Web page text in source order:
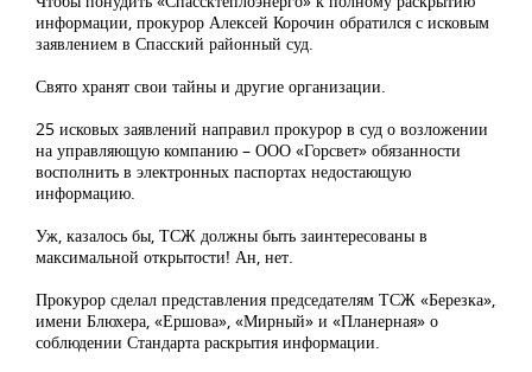
информации, прокурор Алексей Корочин обратился с исковым
заявлением в Спасский районный суд.
Свято хранят свои тайны и другие организации.
25 исковых заявлений направил прокурор в суд о возложении
на управляющую компанию – ООО «Горсвет» обязанности
восполнить в электронных паспортах недостающую
информацию.
Уж, казалось бы, ТСЖ должны быть заинтересованы в
максимальной открытости! Ан, нет.
Прокурор сделал представления председателям ТСЖ «Березка»,
имени Блюхера, «Ершова», «Мирный» и «Планерная» о
соблюдении Стандарта раскрытия информации.